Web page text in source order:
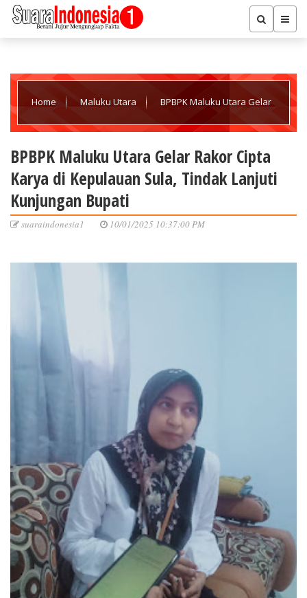
Home Maluku Utara BPBPK Maluku Utara Gelar
Bupati
BPBPK Maluku Utara Gelar Rakor Cipta
Karya di Kepulauan Sula, Tindak Lanjuti
Kunjungan Bupati
suaraindonesia1 10/01/2025 10:37:00 PM